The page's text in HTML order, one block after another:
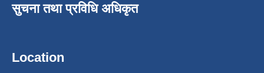
सुचना तथा प्रविधि अधिकृत
Location